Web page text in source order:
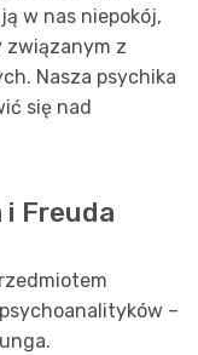
w nas niepokój,
związanym z
Nasza psychika
się nad
i Freuda
–